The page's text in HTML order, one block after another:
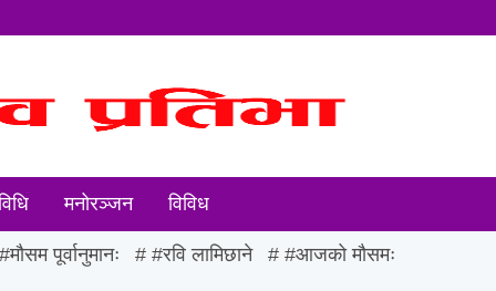
मनोरञ्जन विविध
#मौसम पूर्वानुमानः #रवि लामिछाने #आजको मौसमः